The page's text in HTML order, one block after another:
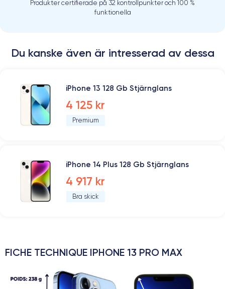
Produkter certifierade på 32 kontrollpunkter och 100 %
funktionella
Du kanske även är intresserad av dessa
iPhone 13 128 Gb Stjärnglans
4 125 kr
Premium
iPhone 14 Plus 128 Gb Stjärnglans
4 917 kr
Bra skick
FICHE TECHNIQUE IPHONE 13 PRO MAX